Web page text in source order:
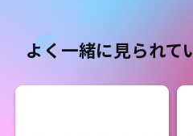
よく一緒に見られて